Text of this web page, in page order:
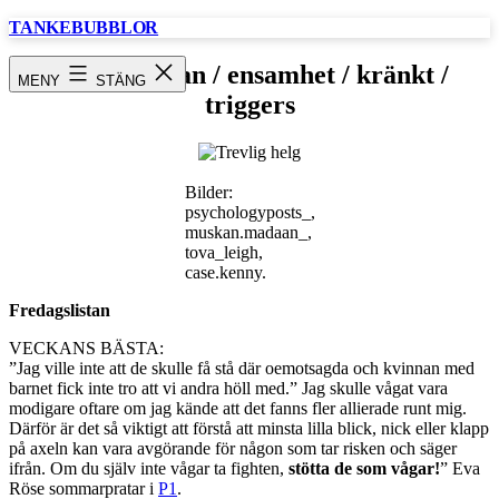
Hoppa
TANKEBUBBLOR
MENY STÄNG
Fredagslistan / ensamhet / kränkt /
triggers
Bilder:
psychologyposts_,
muskan.madaan_,
tova_leigh,
case.kenny.
Fredagslistan
VECKANS BÄSTA:
”Jag ville inte att de skulle få stå där oemotsagda och kvinnan med
barnet fick inte tro att vi andra höll med.” Jag skulle vågat vara
modigare oftare om jag kände att det fanns fler allierade runt mig.
Därför är det så viktigt att förstå att minsta lilla blick, nick eller klapp
på axeln kan vara avgörande för någon som tar risken och säger
ifrån. Om du själv inte vågar ta fighten, stötta de som vågar!” Eva
Röse sommarpratar i P1 .